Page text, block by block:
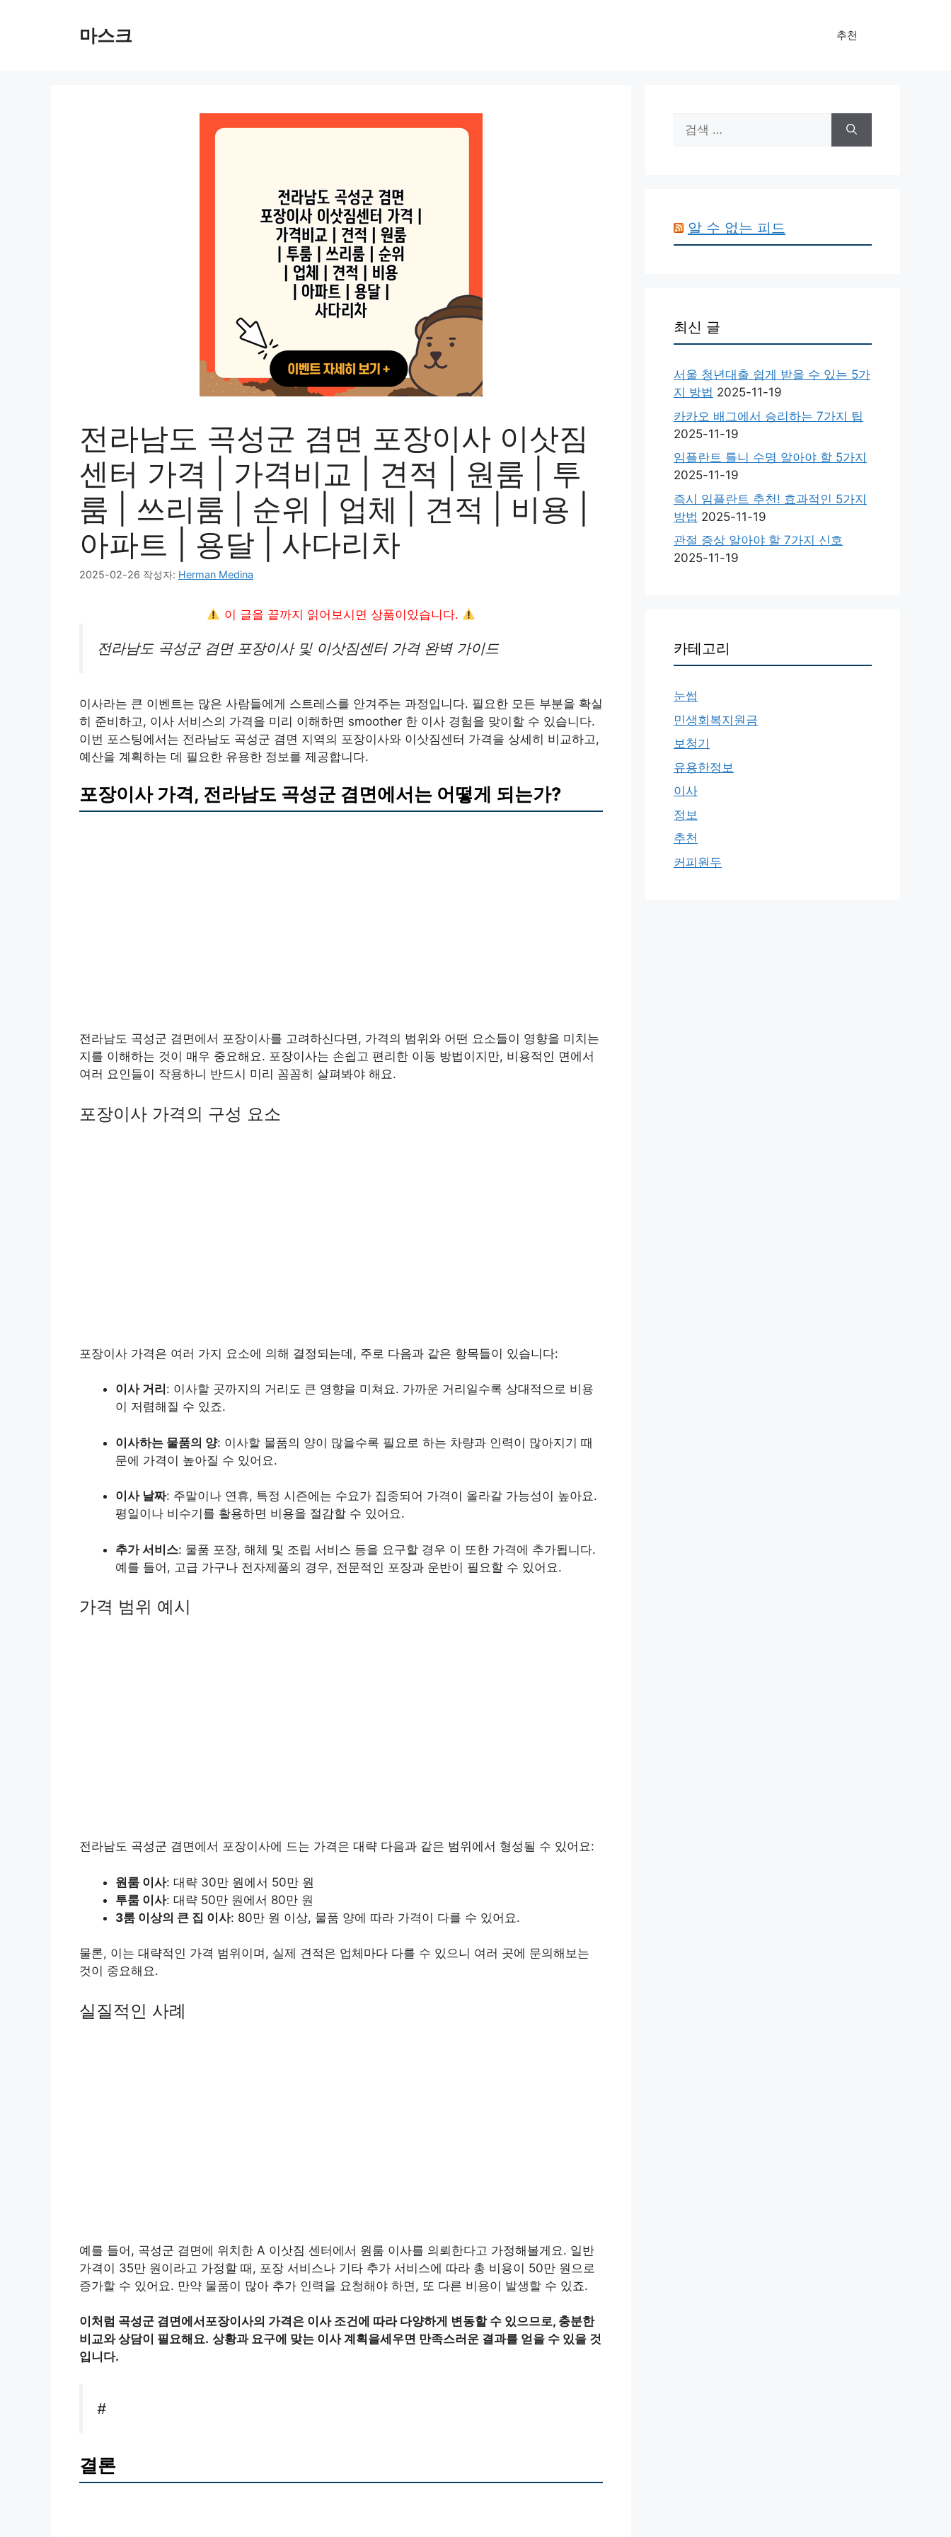
마스크 추천
전라남도 곡성군 겸면 포장이사 이삿짐
센터 가격 | 가격비교 | 견적 | 원룸 | 투
룸 | 쓰리룸 | 순위 | 업체 | 견적 | 비용 |
아파트 | 용달 | 사다리차
2025-02-26 작성자: Herman Medina
이 글을 끝까지 읽어보시면 상품이있습니다.
전라남도 곡성군 겸면 포장이사 및 이삿짐센터 가격 완벽 가이드
이사라는 큰 이벤트는 많은 사람들에게 스트레스를 안겨주는 과정입니다. 필요한 모든 부분을 확실
히 준비하고, 이사 서비스의 가격을 미리 이해하면 smoother 한 이사 경험을 맞이할 수 있습니다.
이번 포스팅에서는 전라남도 곡성군 겸면 지역의 포장이사와 이삿짐센터 가격을 상세히 비교하고,
예산을 계획하는 데 필요한 유용한 정보를 제공합니다.
포장이사 가격, 전라남도 곡성군 겸면에서는 어떻게 되는가?
전라남도 곡성군 겸면에서 포장이사를 고려하신다면, 가격의 범위와 어떤 요소들이 영향을 미치는
지를 이해하는 것이 매우 중요해요. 포장이사는 손쉽고 편리한 이동 방법이지만, 비용적인 면에서
여러 요인들이 작용하니 반드시 미리 꼼꼼히 살펴봐야 해요.
포장이사 가격의 구성 요소
포장이사 가격은 여러 가지 요소에 의해 결정되는데, 주로 다음과 같은 항목들이 있습니다:
이사 거리 : 이사할 곳까지의 거리도 큰 영향을 미쳐요. 가까운 거리일수록 상대적으로 비용
이 저렴해질 수 있죠.
이사하는 물품의 양: 이사할 물품의 양이 많을수록 필요로 하는 차량과 인력이 많아지기 때
문에 가격이 높아질 수 있어요.
이사 날짜: 주말이나 연휴, 특정 시즌에는 수요가 집중되어 가격이 올라갈 가능성이 높아요.
평일이나 비수기를 활용하면 비용을 절감할 수 있어요.
추가 서비스: 물품 포장, 해체 및 조립 서비스 등을 요구할 경우 이 또한 가격에 추가됩니다.
예를 들어, 고급 가구나 전자제품의 경우, 전문적인 포장과 운반이 필요할 수 있어요.
가격 범위 예시
전라남도 곡성군 겸면에서 포장이사에 드는 가격은 대략 다음과 같은 범위에서 형성될 수 있어요:
원룸 이사: 대략 30만 원에서 50만 원
투룸 이사: 대략 50만 원에서 80만 원
3룸 이상의 큰 집 이사: 80만 원 이상, 물품 양에 따라 가격이 다를 수 있어요.
물론, 이는 대략적인 가격 범위이며, 실제 견적은 업체마다 다를 수 있으니 여러 곳에 문의해보는
것이 중요해요.
실질적인 사례
예를 들어, 곡성군 겸면에 위치한 A 이삿짐 센터에서 원룸 이사를 의뢰한다고 가정해볼게요. 일반
가격이 35만 원이라고 가정할 때, 포장 서비스나 기타 추가 서비스에 따라 총 비용이 50만 원으로
증가할 수 있어요. 만약 물품이 많아 추가 인력을 요청해야 하면, 또 다른 비용이 발생할 수 있죠.
이처럼 곡성군 겸면에서포장이사의 가격은 이사 조건에 따라 다양하게 변동할 수 있으므로, 충분한
비교와 상담이 필요해요. 상황과 요구에 맞는 이사 계획을세우면 만족스러운 결과를 얻을 수 있을 것
입니다.
#
결론
색:
알 수 없는 피드
최신 글
서울 청년대출 쉽게 받을 수 있는 5가
지 방법 2025-11-19
카카오 배그에서 승리하는 7가지 팁
2025-11-19
임플란트 틀니 수명 알아야 할 5가지
2025-11-19
즉시 임플란트 추천! 효과적인 5가지
방법 2025-11-19
관절 증상 알아야 할 7가지 신호
2025-11-19
카테고리
눈썹
민생회복지원금
보청기
유용한정보
이사
정보
추천
커피원두